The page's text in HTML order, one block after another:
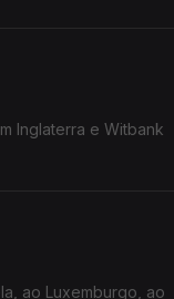
Inglaterra e Witbank
ao Luxemburgo, ao